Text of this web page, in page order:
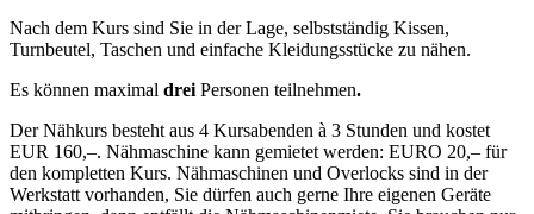
Nach dem Kurs sind Sie in der Lage, selbstständig Kissen,
Turnbeutel, Taschen und einfache Kleidungsstücke zu nähen.
Es können maximal dreiPersonen teilnehmen.
Der Nähkurs besteht aus 4 Kursabenden à 3 Stunden und kostet
EUR 160,–. Nähmaschine kann gemietet werden: EURO 20,– für
den kompletten Kurs. Nähmaschinen und Overlocks sind in der
Werkstatt vorhanden, Sie dürfen auch gerne Ihre eigenen Geräte